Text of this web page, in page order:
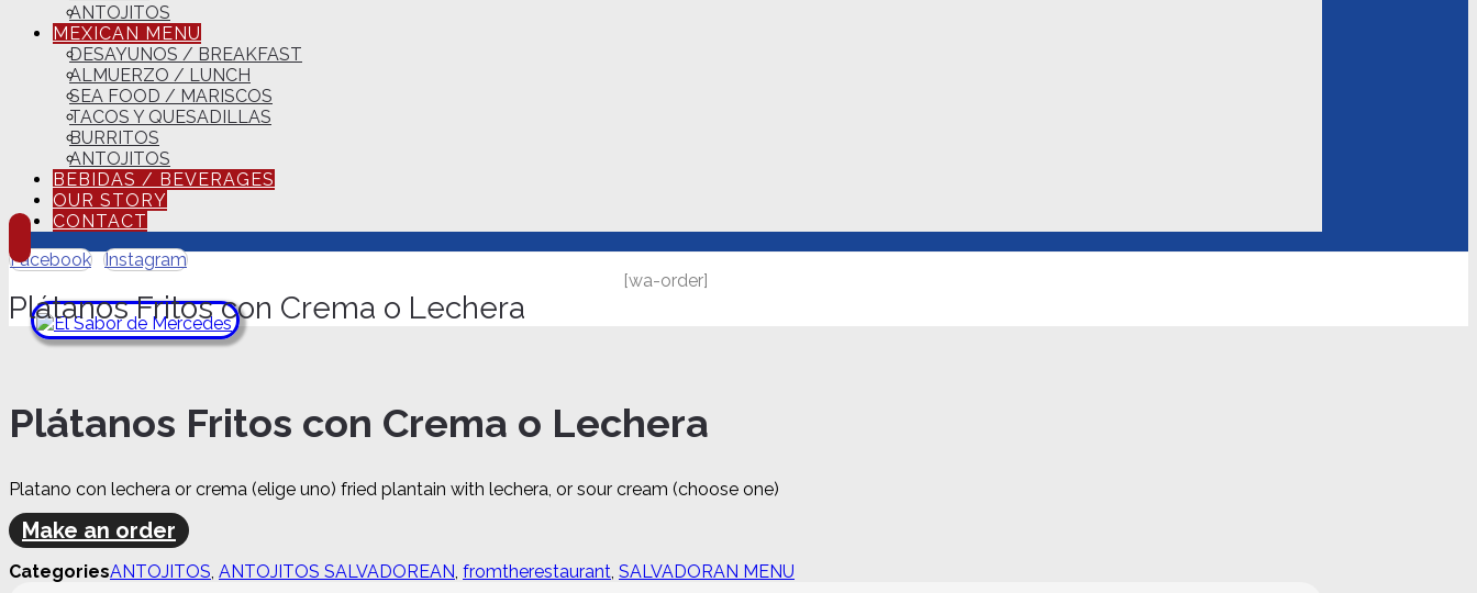
ANTOJITOS
MEXICAN MENU
DESAYUNOS / BREAKFAST
ALMUERZO / LUNCH
SEA FOOD / MARISCOS
TACOS Y QUESADILLAS
BURRITOS
ANTOJITOS
BEBIDAS / BEVERAGES
OUR STORY
CONTACT
Facebook
Instagram
[wa-order]
Plátanos Fritos con Crema o Lechera
Plátanos Fritos con Crema o Lechera
Platano con lechera or crema (elige uno) fried plantain with lechera, or sour cream (choose one)
Make an order
Plátanos
CategoriesANTOJITOS, ANTOJITOS SALVADOREAN, fromtherestaurant, SALVADORAN MENU